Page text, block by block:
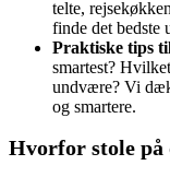
telte,
finde det bedste
Praktiske tips
smartest?
undvære? Vi
og smartere.
Hvorfor stole på